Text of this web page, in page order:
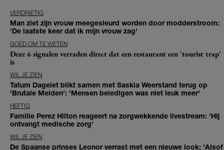
VERDRIETIG
Man ziet zijn vrouw meegesleurd worden door modderstroom:
'De laatste keer dat ik mijn vrouw zag'
GOED OM TE WETEN
Deze 6 signalen verraden direct dat een restaurant een 'tourist trap'
is
WIL JE ZIEN
Tatum Dagelet blikt samen met Saskia Weerstand terug op
'Brutale Meiden': 'Mensen beledigen was niet leuk meer'
HEFTIG
Familie Perez Hilton reageert na zorgwekkende livestream: 'Hij
ontvangt medische zorg'
WIL JE ZIEN
De Spaanse prinses Leonor verrast met een nieuwe look: 'Alsof